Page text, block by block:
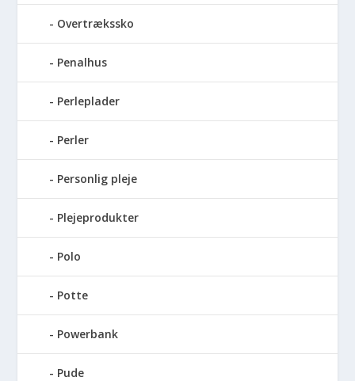
Overtrækssko
Penalhus
Perleplader
Perler
Personlig pleje
Plejeprodukter
Polo
Potte
Powerbank
Pude